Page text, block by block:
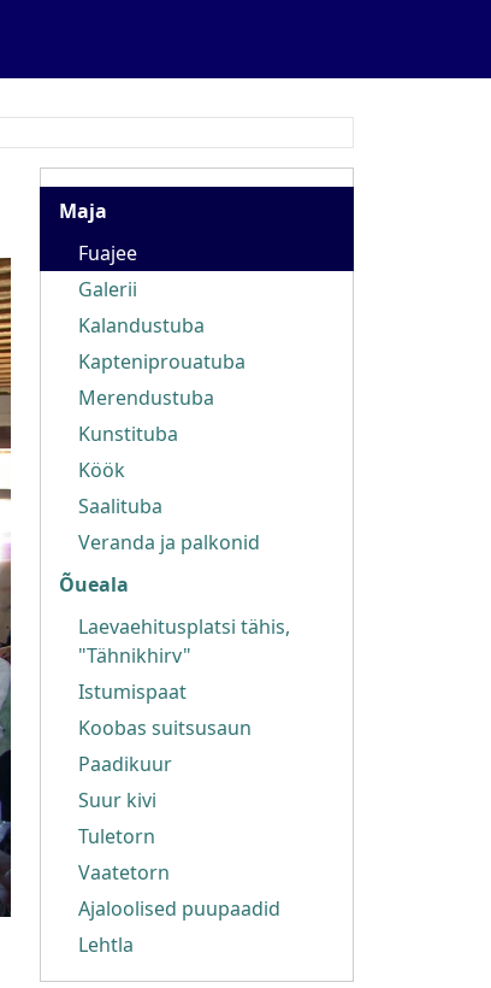
Maja
Maja
Fuajee
Galerii
Kalandustuba
Kapteniprouatuba
Merendustuba
Kunstituba
Köök
Saalituba
Veranda ja palkonid
Õueala
Laevaehitusplatsi tähis,
"Tähnikhirv"
Istumispaat
Koobas suitsusaun
Paadikuur
Suur kivi
Tuletorn
Vaatetorn
Ajaloolised puupaadid
Lehtla